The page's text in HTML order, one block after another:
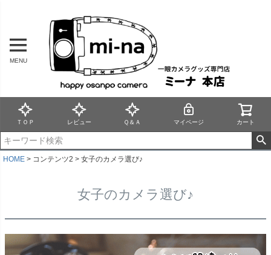
MENU
ＴＯＰ レビュー Ｑ＆Ａ マイページ カート
HOME コンテンツ2 女子のカメラ選び♪
女子のカメラ選び♪